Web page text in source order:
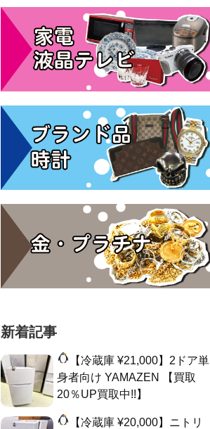
新着記事
【冷蔵庫 ¥21,000】2ドア単
身者向け YAMAZEN 【買取
20％UP買取中!!】
【冷蔵庫 ¥20,000】ニトリ